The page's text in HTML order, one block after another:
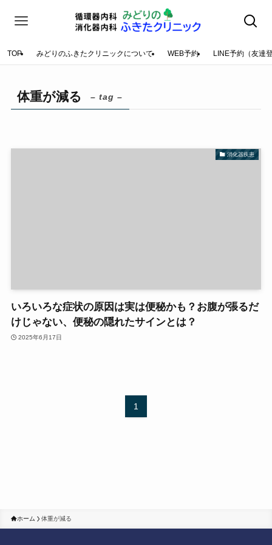
TOP みどりのふきたクリニックについて WEB予約 LINE予約（友達
体重が減る – tag –
消化器疾患
いろいろな症状の原因は実は便秘かも？お腹が張るだ
けじゃない、便秘の隠れたサインとは？
2025年6月17日
1
ホーム 体重が減る